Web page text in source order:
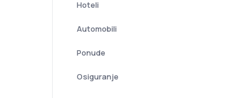
Hoteli
Automobili
Ponude
Osiguranje